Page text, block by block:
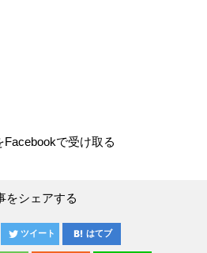
Facebookで受け取る
をシェアする
ツイート はてブ